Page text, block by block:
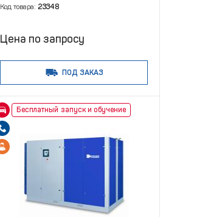
Код товара:23348
Цена по запросу
ПОД ЗАКАЗ
Бесплатный запуск и обучение